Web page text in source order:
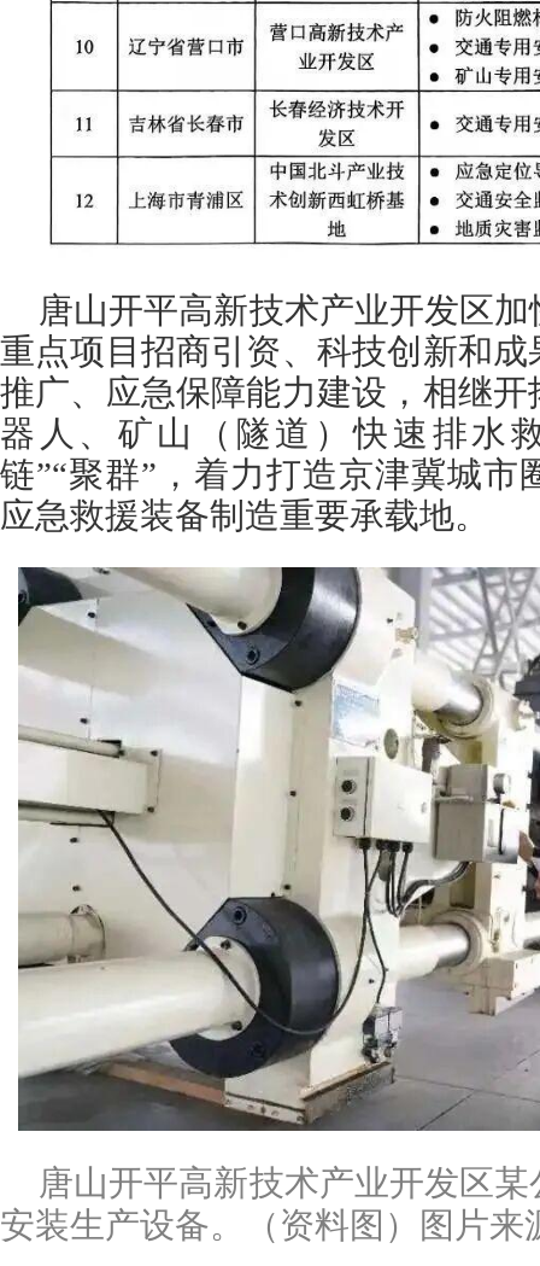
唐山开平高新技术产业开发区
重点项目招商引资、科技创新和
推广、应急保障能力建设，相继
器人、矿山（隧道）快速排水
链”“聚群”，着力打造京津冀城市
应急救援装备制造重要承载地。
唐山开平高新技术产业开发区
安装生产设备。（资料图）图片来